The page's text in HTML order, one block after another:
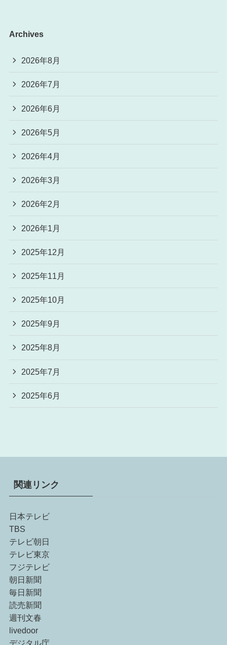
Archives
2026年8月
2026年7月
2026年6月
2026年5月
2026年4月
2026年3月
2026年2月
2026年1月
2025年12月
2025年11月
2025年10月
2025年9月
2025年8月
2025年7月
2025年6月
関連リンク
日本テレビ
TBS
テレビ朝日
テレビ東京
フジテレビ
朝日新聞
毎日新聞
読売新聞
週刊文春
livedoor
デジタル庁